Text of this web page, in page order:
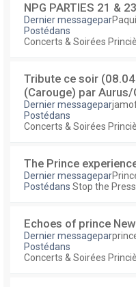
NPG PARTIES 21 &
Dernier messagepar
Postédans
Concerts & Soirées
Tribute ce soir
(Carouge) par Aurus/
Dernier messagepar
Postédans
Concerts & Soirées
The Prince
Dernier messagepar
Postédans Stop the
Echoes of prince
Dernier messagepar
Postédans
Concerts & Soirées